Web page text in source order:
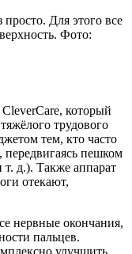
Для этого все
Фото:
CleverCare, который
трудового
тем, кто часто
пешком
д.). Также аппарат
отекают,
нервные окончания,
пальцев.
улучшить